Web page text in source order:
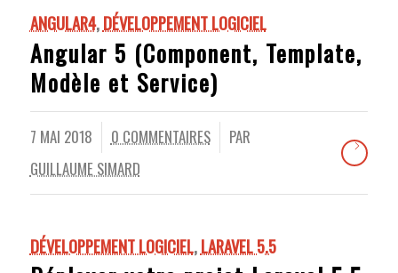
ANGULAR4,DÉVELOPPEMENT LOGICIEL
Angular 5 (Component, Template,
Modèle et Service)
7 MAI 2018 0 COMMENTAIRES
/
PAR
GUILLAUME SIMARD
DÉVELOPPEMENT LOGICIEL,LARAVEL 5.5